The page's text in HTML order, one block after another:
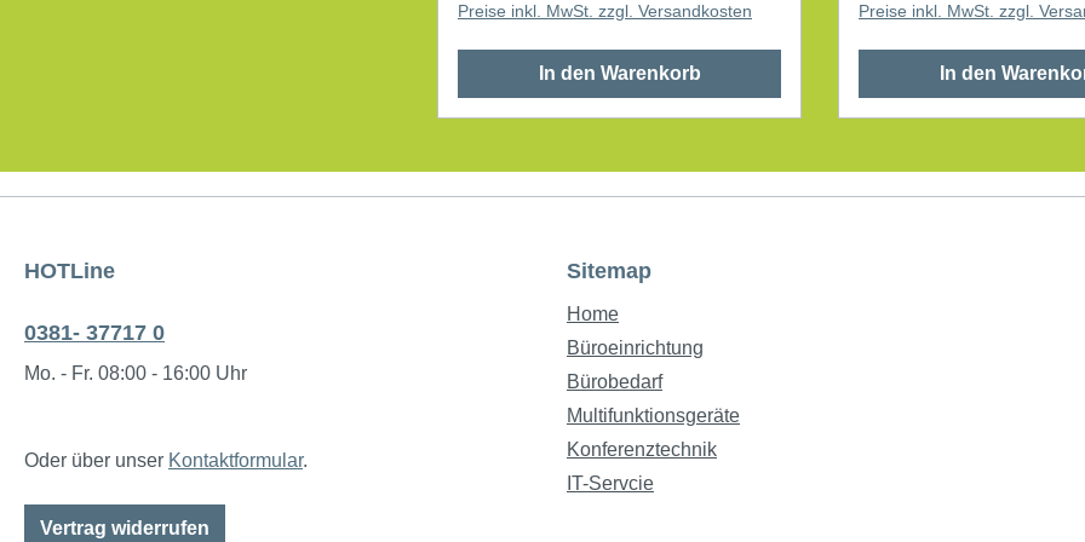
Preise inkl. MwSt. zzgl. Versandkosten
In den Warenkorb
Preise inkl. MwSt. zzgl.
In den
HOTLine
0381- 37717 0
Mo. - Fr. 08:00 - 16:00 Uhr
Oder über unser Kontaktformular.
Vertrag widerrufen
Sitemap
Home
Büroeinrichtung
Bürobedarf
Multifunktionsgeräte
Konferenztechnik
IT-Servcie